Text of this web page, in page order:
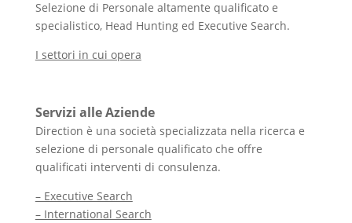
Selezione di Personale altamente qualificato e
specialistico, Head Hunting ed Executive Search.
I settori in cui opera
Servizi alle Aziende
Direction è una società specializzata nella ricerca e
selezione di personale qualificato che offre
qualificati interventi di consulenza.
– Executive Search
– International Search